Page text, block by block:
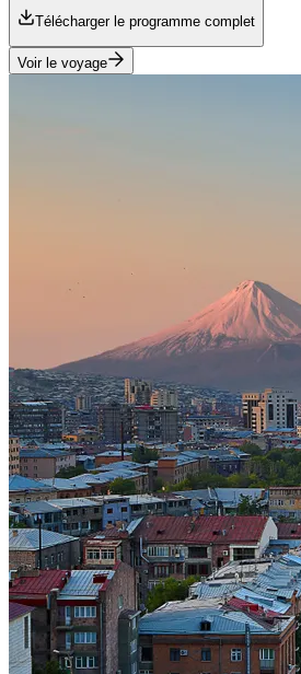
Télécharger le programme complet
Voir le voyage